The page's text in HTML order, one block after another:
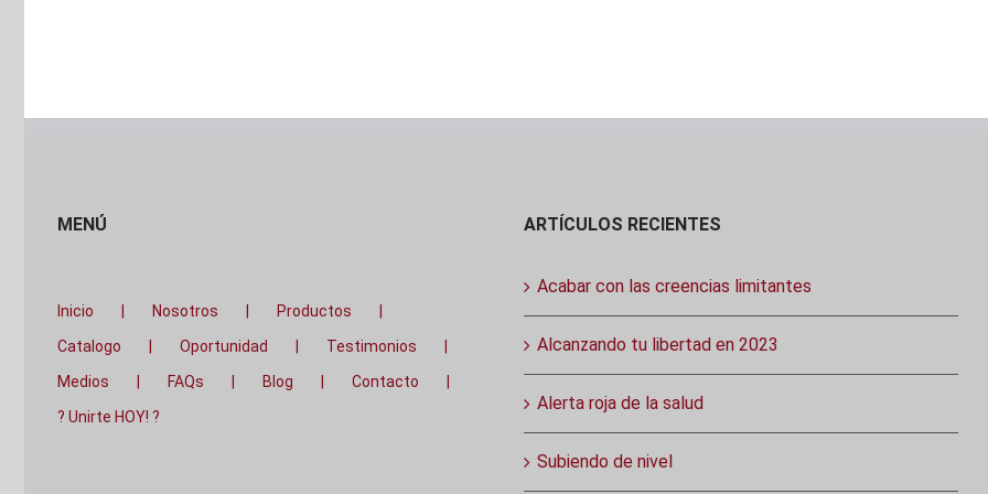
MENÚ
Inicio Nosotros
Productos
Catalogo
Oportunidad
Testimonios
Medios
FAQs Blog
Contacto
? Unirte HOY! ?
ARTÍCULOS RECIENTES
Acabar con las creencias limitantes
Alcanzando tu libertad en 2023
Alerta roja de la salud
Subiendo de nivel